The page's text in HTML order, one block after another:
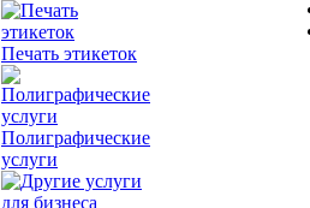
Печать этикеток
Полиграфические
услуги